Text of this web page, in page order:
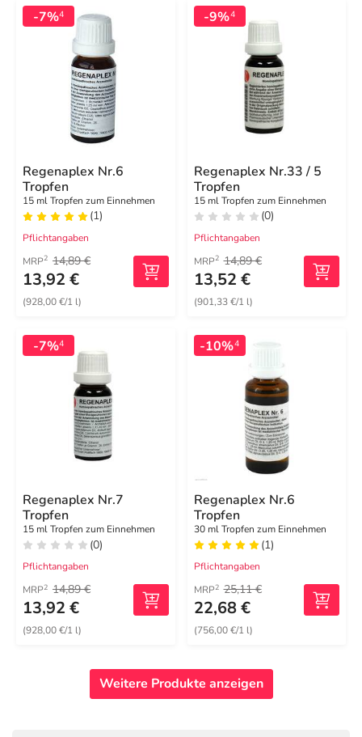
-7%4
Regenaplex Nr.6
Tropfen
15 ml Tropfen zum Einnehmen
(1)
Pflichtangaben
MRP2 14,89 €
13,92 €
(928,00 €/1 l)
-9%4
Regenaplex Nr.33 / 5
Tropfen
15 ml Tropfen zum Einnehmen
(0)
Pflichtangaben
MRP2 14,89 €
13,52 €
(901,33 €/1 l)
-7%4
Regenaplex Nr.7
Tropfen
15 ml Tropfen zum Einnehmen
(0)
Pflichtangaben
MRP2 14,89 €
13,92 €
(928,00 €/1 l)
-10%4
Regenaplex Nr.6
Tropfen
30 ml Tropfen zum Einnehmen
(1)
Pflichtangaben
MRP2 25,11 €
22,68 €
(756,00 €/1 l)
Weitere Produkte anzeigen